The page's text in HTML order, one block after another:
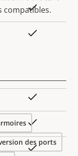
Oui
Oui
des ports